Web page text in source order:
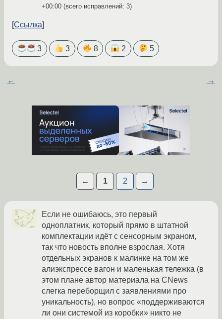
+00:00 (всего исправлений: 3)
Ссылка
3 3 8 2 5
← →
← 1 2 →
Если не ошибаюсь, это первый
одноплатник, который прямо в штатной
комплектации идёт с сенсорным экраном,
так что новость вполне взрослая. Хотя
отдельных экранов к малинке на том же
алиэкспрессе вагон и маленькая тележка (в
этом плане автор материала на CNews
слегка переборщил с заявлениями про
уникальность), но вопрос «поддерживаются
ли они системой из коробки» никто не